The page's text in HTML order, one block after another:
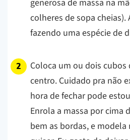
generosa de massa na
colheres de sopa
fazendo uma espécie de
Coloca um ou dois
centro. Cuidado pra não
hora de fechar pode
Enrola a massa por cima
bem as bordas, e